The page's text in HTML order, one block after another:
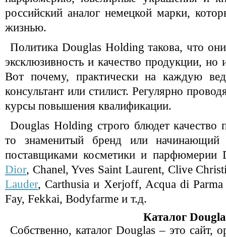
российский аналог немецкой марки,
жизнью.
Политика Douglas Holding такова, что
эксклюзивность и качество продукции, но
Вот почему, практически на каждую
консультант или стилист. Регулярно
курсы повышения квалификации.
Douglas Holding строго блюдет качество
то знаменитый бренд или
поставщиками косметики и парфюмерии
Dior, Chanel, Yves Saint Laurent, Clive
Lauder, Carthusia и Xerjoff, Acqua di
Fay, Fekkai, Bodyfarme и т.д.
Каталог
Собственно, каталог Douglas – это сайт,